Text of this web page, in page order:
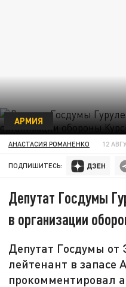
АРМИЯ
АНАСТАСИЯ РОМАНЕНКО 12
ПОДПИШИТЕСЬ:
Депутат Госдумы
в организации
Депутат Госдумы от
лейтенант в запасе
прокомментировал